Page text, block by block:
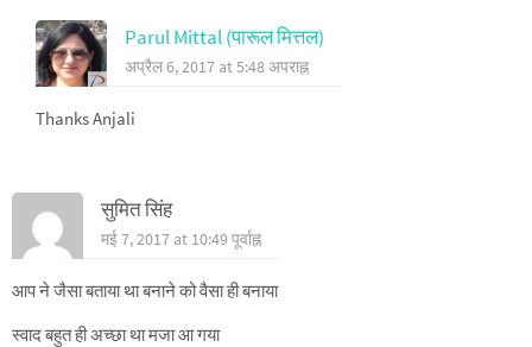
Parul Mittal (पारूल मित्तल)
अप्रैल 6, 2017 at 5:48 अपराह्न
Thanks Anjali
सुमित सिंह
मई 7, 2017 at 10:49 पूर्वाह्न
आप ने जैसा बताया था बनाने को वैसा ही बनाया
स्वाद बहुत ही अच्छा था मजा आ गया